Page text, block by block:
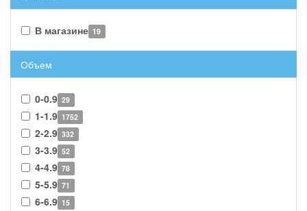
В магазине 19
Объем
0-0.9 29
1-1.9 1752
2-2.9 332
3-3.9 52
4-4.9 78
5-5.9 71
6-6.9 15